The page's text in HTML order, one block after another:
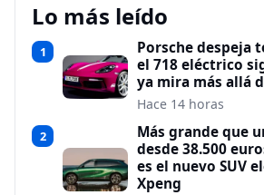
Lo más leído
1
Porsche despeja
el 718 eléctrico
ya mira más allá
Hace 14 horas
2
Más grande que
desde 38.500
es el nuevo SUV
Xpeng